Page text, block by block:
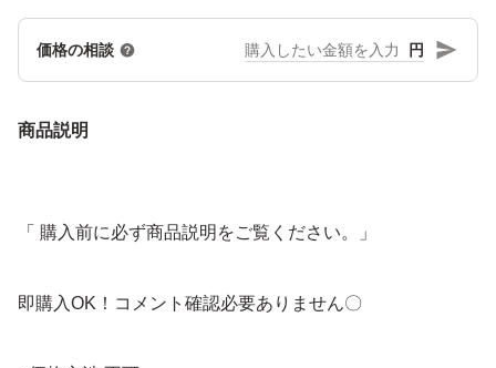
価格の相談 円
商品説明
「 購入前に必ず商品説明をご覧ください。」
即購入OK！コメント確認必要ありません〇